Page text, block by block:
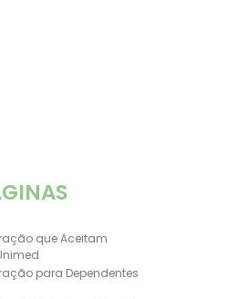
que Aceitam
para Dependentes